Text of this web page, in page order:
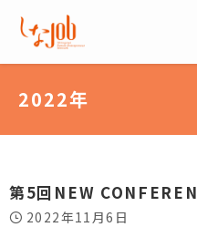
2022年
第5回NEW
2022年11月6日